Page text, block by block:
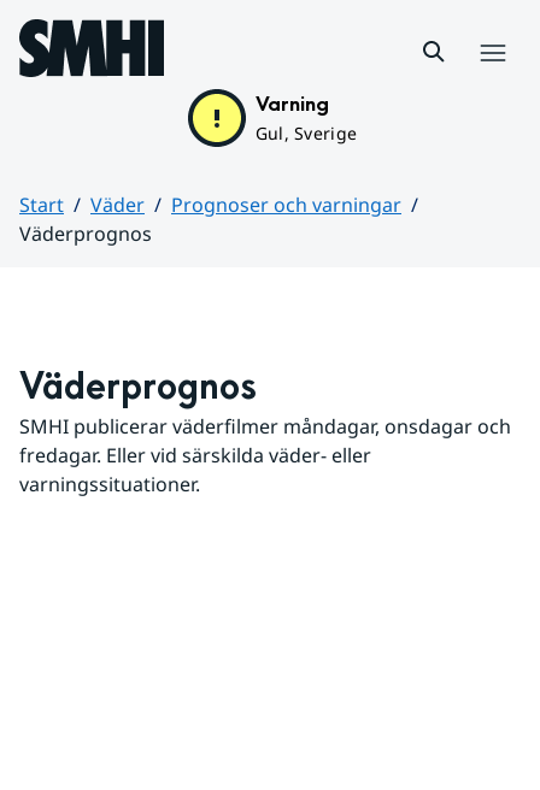
Hoppa till sidans innehåll
Varning
Gul, Sverige
Start Väder
Prognoser och varningar
Väderprognos
Väderprognos
SMHI publicerar väderfilmer måndagar, onsdagar och
fredagar. Eller vid särskilda väder- eller
varningssituationer.